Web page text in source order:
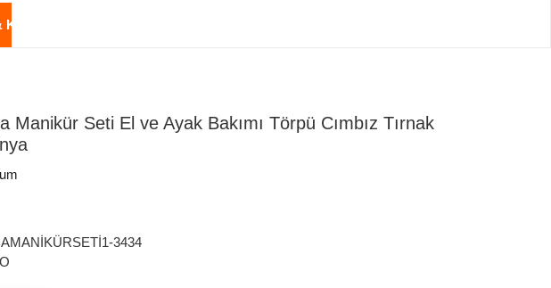
Manikür Seti El ve Ayak Bakımı Törpü Cımbız Tırnak
3434